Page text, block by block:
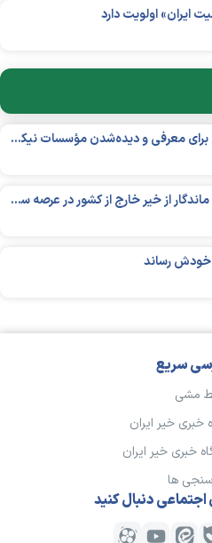
ایران» اولویت دارد
ثبت‌نام در اطلس خیر ایران؛ فرصتی برای معرفی و دیده‌شدن مؤسسات نیکوکاری
همراه وطن در روزهای بحران؛ گامی ماندگار از خیر خارج از کشور در عرصه سلامت
خودش رساند
سریع
مشی
خبری خیر ایران
خبری خیر ایران
ها
دنبال کنید